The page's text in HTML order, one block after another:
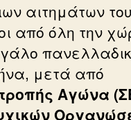
αιτημάτων
από όλη την
μετά από
Αγώνα